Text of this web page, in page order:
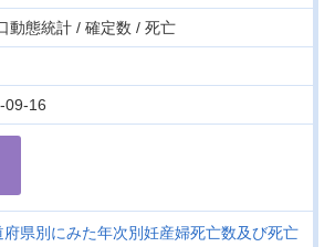
動態統計 / 確定数 / 死亡
09-16
府県別にみた年次別妊産婦死亡数及び死亡